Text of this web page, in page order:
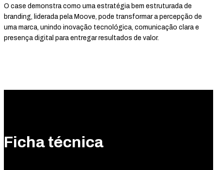
O case demonstra como uma estratégia bem estruturada de
branding, liderada pela Moove, pode transformar a percepção de
uma marca, unindo inovação tecnológica, comunicação clara e
presença digital para entregar resultados de valor.
Ficha técnica